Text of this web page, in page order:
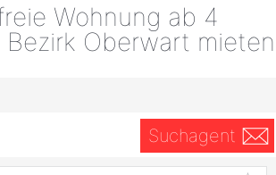
Wohnung ab 4
Bezirk Oberwart mieten
Suchagent